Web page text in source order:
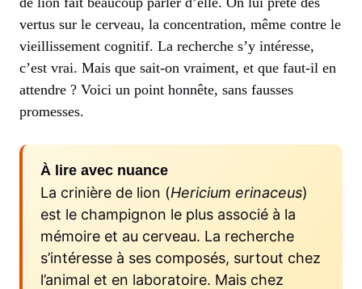
vertus sur le cerveau, la concentration, même contre le
vieillissement cognitif. La recherche s’y intéresse,
c’est vrai. Mais que sait-on vraiment, et que faut-il en
attendre ? Voici un point honnête, sans fausses
promesses.
À lire avec nuance
La crinière de lion (Hericium erinaceus)
est le champignon le plus associé à la
mémoire et au cerveau. La recherche
s’intéresse à ses composés, surtout chez
l’animal et en laboratoire. Mais chez